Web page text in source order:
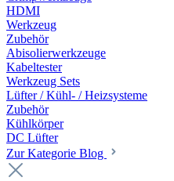
HDMI
Werkzeug
Zubehör
Abisolierwerkzeuge
Kabeltester
Werkzeug Sets
Lüfter / Kühl- / Heizsysteme
Zubehör
Kühlkörper
DC Lüfter
Zur Kategorie Blog